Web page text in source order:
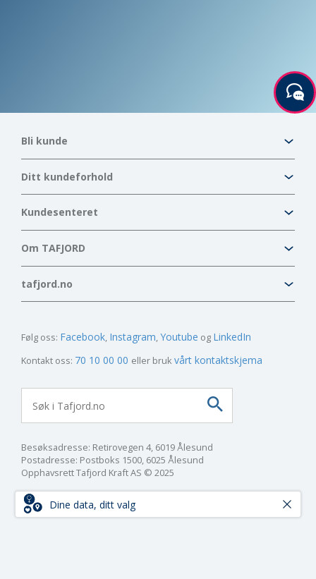
Bli kunde
Ditt kundeforhold
Kundesenteret
Om TAFJORD
tafjord.no
Følg oss: Facebook Instagram Youtube LinkedIn
Kontakt oss: 70 10 00 00 eller bruk vårt kontaktskjema
Besøksadresse: Retirovegen 4, 6019 Ålesund
Postadresse: Postboks 1500, 6025 Ålesund
Opphavsrett Tafjord Kraft AS © 2025
Dine data, ditt valg